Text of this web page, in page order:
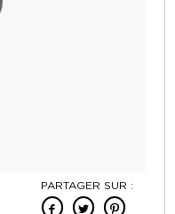
PARTAGER SUR :